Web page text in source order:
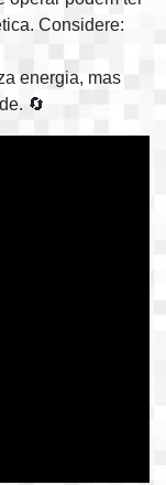
Considere:
energia, mas
🔄